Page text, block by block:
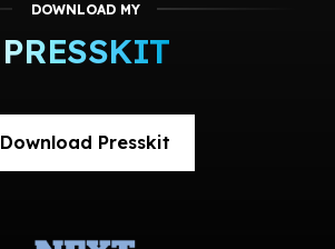
DOWNLOAD MY
PRESSKIT
Download Presskit